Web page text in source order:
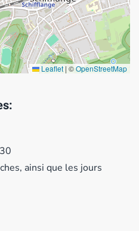
Leaflet | ©OpenStreetMap
ainsi que les jours